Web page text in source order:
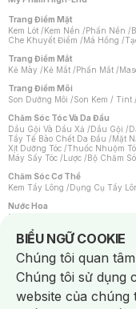
Trang Điểm Mặt
Kem Lót /Kem Nền /Phấn Nền /
Che Khuyết Điểm /Má Hồng /
Trang Điểm Mắt
Kẻ Mày /Kẻ Mắt /Phấn Mắt /
Trang Điểm Môi
Son Dưỡng Môi /Son Kem / Tint /
Chăm Sóc Tóc Và Da Đầu
Dầu Gội Và Dầu Xả /Dầu Gội /
Tẩy Tế Bào Chết Da Đầu /Mặt
Xịt Dưỡng Tóc /Thuốc Nhuộm
Máy Sấy Tóc /Lược /Bộ Chăm
Chăm Sóc Cơ Thể
Kem Tẩy Lông /Dụng Cụ Tẩy
Nước Hoa
Nước Hoa Nữ
Chăm Sóc Cá Nhân
Chống Muỗi /Khẩu Trang /Máy
Sản Phẩm Chăm Sóc Khác /
Hỗ Trợ Trắng Răng/Kem Đánh
Tăm / Chỉ Nha Khoa/ Xịt Thơm
Khăn Ướt Vệ Sinh Vùng Kín/
Máy Cạo Râu
BIỂU NGỮ COOKIE
Notice about cookies
Chúng tôi quan
Chúng tôi sử dụng
website của